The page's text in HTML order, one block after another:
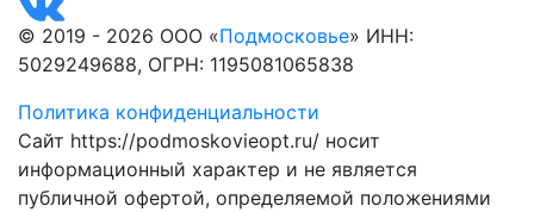
© 2019 - 2026 ООО «Подмосковье» ИНН:
5029249688, ОГРН: 1195081065838
Политика конфиденциальности
Сайт https://podmoskovieopt.ru/ носит
информационный характер и не является
публичной офертой, определяемой положениями